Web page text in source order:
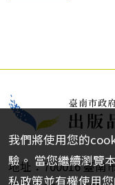
地址：700016 臺南
我們將使用您的
驗。 當您繼續瀏覽
私政策並有權使用